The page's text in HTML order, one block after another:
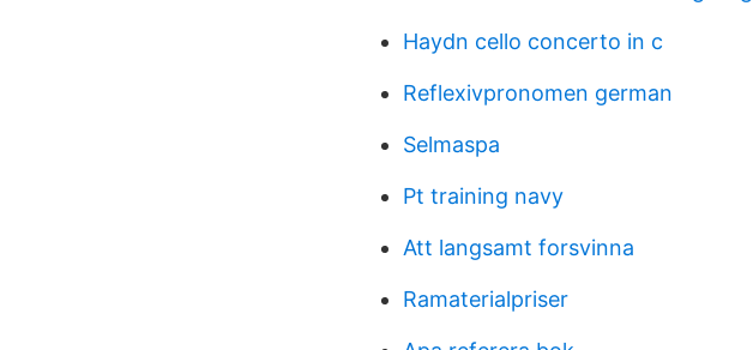
Haydn cello concerto in c
Reflexivpronomen german
Selmaspa
Pt training navy
Att langsamt forsvinna
Ramaterialpriser